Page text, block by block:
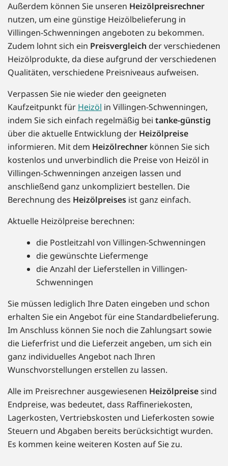
Außerdem können Sie unseren Heizölpreisrechner
nutzen, um eine günstige Heizölbelieferung in
Villingen-Schwenningen angeboten zu bekommen.
Zudem lohnt sich ein Preisvergleich der verschiedenen
Heizölprodukte, da diese aufgrund der verschiedenen
Qualitäten, verschiedene Preisniveaus aufweisen.
Verpassen Sie nie wieder den geeigneten
Kaufzeitpunkt für Heizöl in Villingen-Schwenningen,
indem Sie sich einfach regelmäßig bei tanke-günstig
über die aktuelle Entwicklung der Heizölpreise
informieren. Mit dem Heizölrechner können Sie sich
kostenlos und unverbindlich die Preise von Heizöl in
Villingen-Schwenningen anzeigen lassen und
anschließend ganz unkompliziert bestellen. Die
Berechnung des Heizölpreises ist ganz einfach.
Aktuelle Heizölpreise berechnen:
die Postleitzahl von Villingen-Schwenningen
die gewünschte Liefermenge
die Anzahl der Lieferstellen in Villingen-
Schwenningen
Sie müssen lediglich Ihre Daten eingeben und schon
erhalten Sie ein Angebot für eine Standardbelieferung.
Im Anschluss können Sie noch die Zahlungsart sowie
die Lieferfrist und die Lieferzeit angeben, um sich ein
ganz individuelles Angebot nach Ihren
Wunschvorstellungen erstellen zu lassen.
Alle im Preisrechner ausgewiesenen Heizölpreisesind
Endpreise, was bedeutet, dass Raffineriekosten,
Lagerkosten, Vertriebskosten und Lieferkosten sowie
Steuern und Abgaben bereits berücksichtigt wurden.
Es kommen keine weiteren Kosten auf Sie zu.